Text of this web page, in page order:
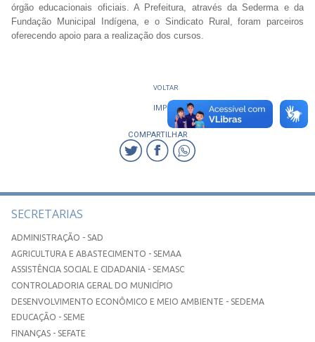
órgão educacionais oficiais. A Prefeitura, através da Sederma e da
Fundação Municipal Indígena, e o Sindicato Rural, foram parceiros
oferecendo apoio para a realização dos cursos.
VOLTAR
IMPRIMIR
COMPARTILHAR
SECRETARIAS
ADMINISTRAÇÃO - SAD
AGRICULTURA E ABASTECIMENTO - SEMAA
ASSISTÊNCIA SOCIAL E CIDADANIA - SEMASC
CONTROLADORIA GERAL DO MUNICÍPIO
DESENVOLVIMENTO ECONÔMICO E MEIO AMBIENTE - SEDEMA
EDUCAÇÃO - SEME
FINANÇAS - SEFATE